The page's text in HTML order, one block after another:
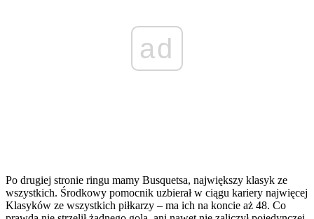
ad
Po drugiej stronie ringu mamy Busquetsa, największy klasyk ze
wszystkich. Środkowy pomocnik uzbierał w ciągu kariery najwięcej
Klasyków ze wszystkich piłkarzy – ma ich na koncie aż 48. Co